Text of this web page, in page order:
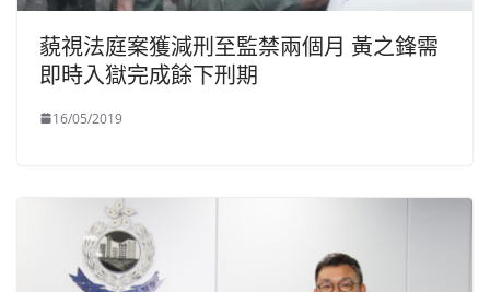
藐視法庭案獲減刑至監禁兩個月 黃之鋒需
即時入獄完成餘下刑期
16/05/2019